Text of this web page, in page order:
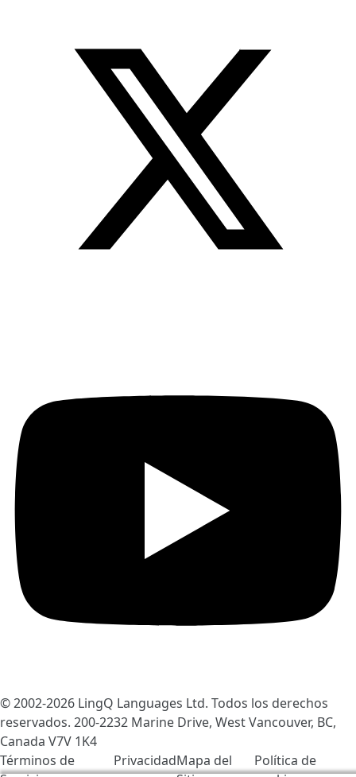
© 2002-2026 LingQ Languages Ltd. Todos los derechos
reservados. 200-2232 Marine Drive, West Vancouver, BC,
Canada V7V 1K4
Términos de
PrivacidadMapa del
Política de